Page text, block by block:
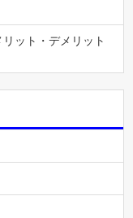
ット・デメリット